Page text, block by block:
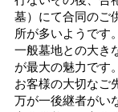
墓）にて合同のご
所が多いようです。
一般墓地との大き
が最大の魅力です。
お客様の大切なご
万が一後継者がい